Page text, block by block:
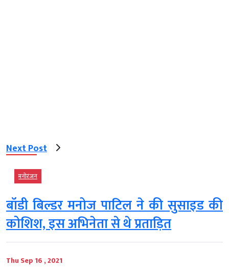
Next Post
मनोरंजन
बॉडी बिल्डर मनोज पाटिल ने की सुसाइड की
कोशिश, इस अभिनेता से थे प्रताड़ित
Thu Sep 16 , 2021